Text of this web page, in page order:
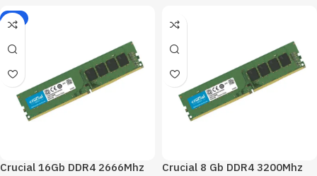
-3%
Crucial 16Gb DDR4 2666Mhz
Crucial 8 Gb DDR4 3200Mhz